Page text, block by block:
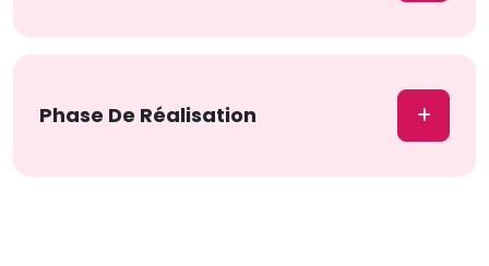
Phase De Réalisation